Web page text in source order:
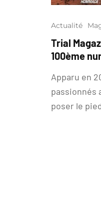
Actualité
Trial
100ème
Apparu en
passionnés
poser le